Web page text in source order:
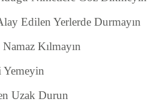
Edilen Yerlerde Durmayın
Kılmayın
Uzak Durun